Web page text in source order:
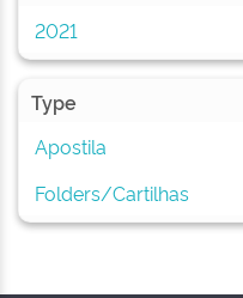
2021
Type
Apostila
Folders/Cartilhas